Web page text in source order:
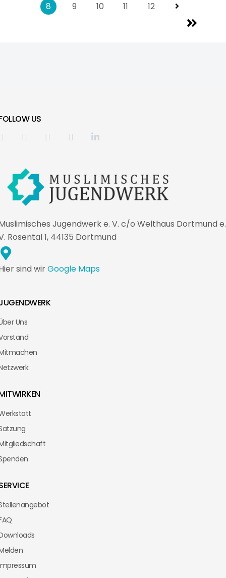
8
9 10 11 12
US
Jugendwerk e. V. c/o Welthaus Dortmund e.
Rosental 1, 44135 Dortmund
sind wirGoogle Maps
Uns